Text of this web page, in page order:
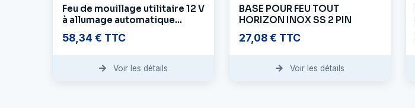
Feu de mouillage utilitaire 12 V
à allumage automatique
58,34 € TTC
Voir les détails
BASE POUR FEU TOUT
HORIZON INOX SS 2 PIN
27,08 € TTC
Voir les détails